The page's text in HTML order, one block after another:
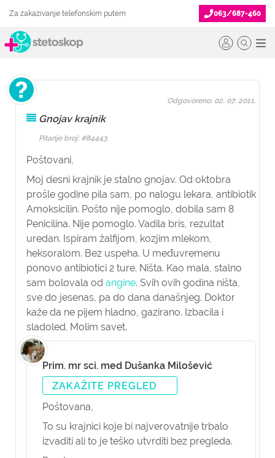
Za zakazivanje telefonskim putem 063/687-460
Gnojav krajnik
Pitanje broj: #84443
Poštovani,
Moj desni krajnik je stalno gnojav. Od oktobra
prošle godine pila sam, po nalogu lekara, antibiotik
Amoksicilin. Pošto nije pomoglo, dobila sam 8
Penicilina. Nije pomoglo. Vadila bris, rezultat
uredan. Ispiram žalfijom, kozjim mlekom,
heksoralom. Bez uspeha. U međuvremenu
ponovo antibiotici 2 ture. Ništa. Kao mala, stalno
sam bolovala od angine. Svih ovih godina ništa,
sve do jesenas, pa do dana današnjeg. Doktor
kaže da ne pijem hladno, gazirano. Izbacila i
sladoled. Molim savet.
Odgovoreno: 02. 07. 2011.
Prim. mr sci. med Dušanka Milošević
ZAKAŽITE PREGLED
Poštovana,
To su krajnici koje bi najverovatnije trbalo
izvaditi ali to je teško utvrditi bez pregleda.